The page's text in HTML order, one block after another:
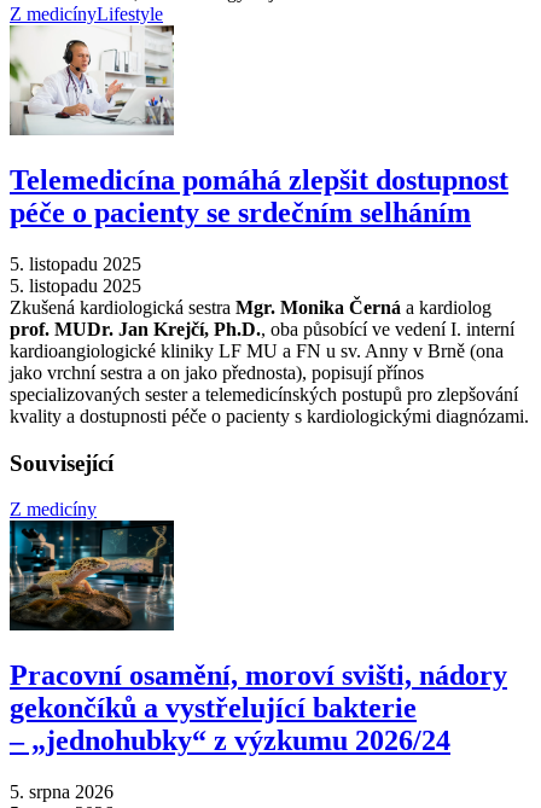
Z medicínyLifestyle
Telemedicína pomáhá zlepšit dostupnost
péče o pacienty se srdečním selháním
5. listopadu 2025
5. listopadu 2025
Zkušená kardiologická sestra Mgr. Monika Černá a kardiolog
prof. MUDr. Jan Krejčí, Ph.D., oba působící ve vedení I. interní
kardioangiologické kliniky LF MU a FN u sv. Anny v Brně (ona
jako vrchní sestra a on jako přednosta), popisují přínos
specializovaných sester a telemedicínských postupů pro zlepšování
kvality a dostupnosti péče o pacienty s kardiologickými diagnózami.
Související
Z medicíny
Pracovní osamění, moroví svišti, nádory
gekončíků a vystřelující bakterie
–⁠ „jednohubky“ z výzkumu 2026/24
5. srpna 2026